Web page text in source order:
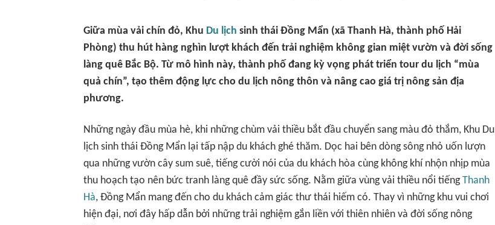
Giữa mùa vải chín đỏ, Khu Du lịch sinh thái Đồng Mẩn (xã Thanh Hà, thành phố Hải
Phòng) thu hút hàng nghìn lượt khách đến trải nghiệm không gian miệt vườn và đời sống
làng quê Bắc Bộ. Từ mô hình này, thành phố đang kỳ vọng phát triển tour du lịch “mùa
quả chín”, tạo thêm động lực cho du lịch nông thôn và nâng cao giá trị nông sản địa
phương.
Những ngày đầu mùa hè, khi những chùm vải thiều bắt đầu chuyển sang màu đỏ thắm, Khu Du
lịch sinh thái Đồng Mẩn lại tấp nập du khách ghé thăm. Dọc hai bên dòng sông nhỏ uốn lượn
qua những vườn cây sum suê, tiếng cười nói của du khách hòa cùng không khí nhộn nhịp mùa
thu hoạch tạo nên bức tranh làng quê đầy sức sống. Nằm giữa vùng vải thiều nổi tiếngThanh
Hà, Đồng Mẩn mang đến cho du khách cảm giác thư thái hiếm có. Thay vì những khu vui chơi
hiện đại, nơi đây hấp dẫn bởi những trải nghiệm gắn liền với thiên nhiên và đời sống nông